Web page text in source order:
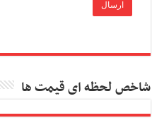
شاخص لحظه ای قیمت ها